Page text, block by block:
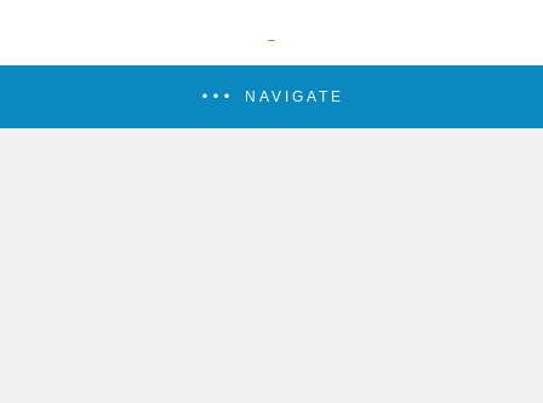
NAVIGATE